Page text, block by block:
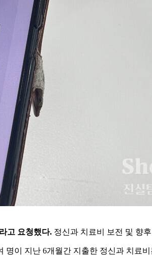
고 요청했다. 정신과 치료비 보전 및 향
명이 지난 6개월간 지출한 정신과 치료비